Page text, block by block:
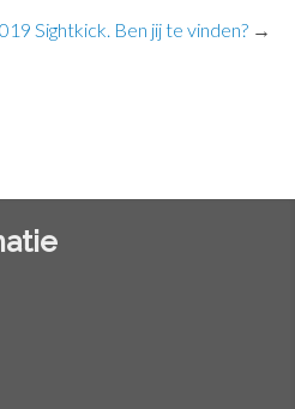
Sightkick. Ben jij te vinden? →